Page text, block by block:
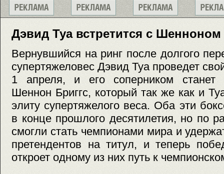
Дэвид Туа встретится с Шенноном
Вернувшийся на ринг после долгого
супертяжеловес Дэвид Туа проведет
1 апреля, и его соперником станет
Шеннон Бриггс, который так же как и
элиту супертяжелого веса. Оба эти
в конце прошлого десятилетия, но по
смогли стать чемпионами мира и
претендентов на титул, и теперь
откроет одному из них путь к